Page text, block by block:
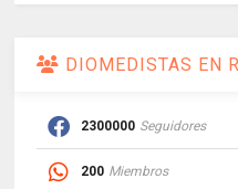
DIOMEDISTAS EN
2300000 Seguidores
200 Miembros